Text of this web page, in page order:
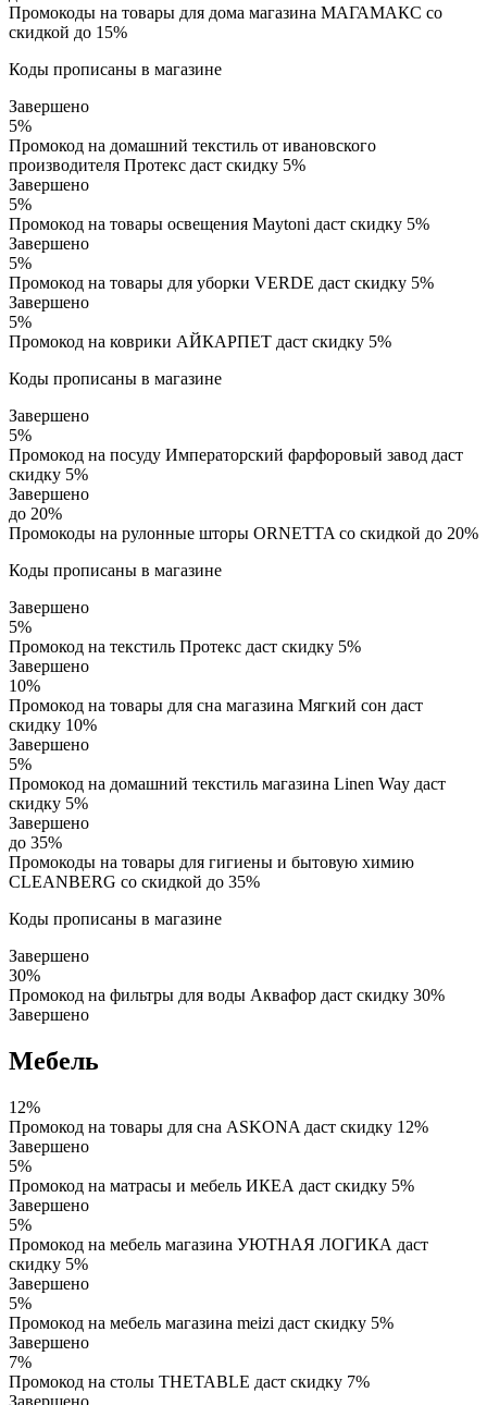
Промокоды на товары для дома магазина МАГАМАКС со
скидкой до 15%
Коды прописаны в магазине
Завершено
5%
Промокод на домашний текстиль от ивановского
производителя Протекс даст скидку 5%
Завершено
5%
Промокод на товары освещения Maytoni даст скидку 5%
Завершено
5%
Промокод на товары для уборки VERDE даст скидку 5%
Завершено
5%
Промокод на коврики АЙКАРПЕТ даст скидку 5%
Коды прописаны в магазине
Завершено
5%
Промокод на посуду Императорский фарфоровый завод даст
скидку 5%
Завершено
до 20%
Промокоды на рулонные шторы ORNETTA со скидкой до 20%
Коды прописаны в магазине
Завершено
5%
Промокод на текстиль Протекс даст скидку 5%
Завершено
10%
Промокод на товары для сна магазина Мягкий сон даст
скидку 10%
Завершено
5%
Промокод на домашний текстиль магазина Linen Way даст
скидку 5%
Завершено
до 35%
Промокоды на товары для гигиены и бытовую химию
CLEANBERG со скидкой до 35%
Коды прописаны в магазине
Завершено
30%
Промокод на фильтры для воды Аквафор даст скидку 30%
Завершено
Мебель
12%
Промокод на товары для сна ASKONA даст скидку 12%
Завершено
5%
Промокод на матрасы и мебель ИКЕА даст скидку 5%
Завершено
5%
Промокод на мебель магазина УЮТНАЯ ЛОГИКА даст
скидку 5%
Завершено
5%
Промокод на мебель магазина meizi даст скидку 5%
Завершено
7%
Промокод на столы THETABLE даст скидку 7%
Завершено